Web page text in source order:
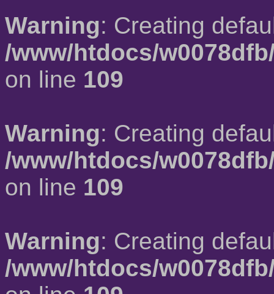
Warning: Creating
/www/htdocs/
on line 109
Warning: Creating
/www/htdocs/
on line 109
Warning: Creating
/www/htdocs/